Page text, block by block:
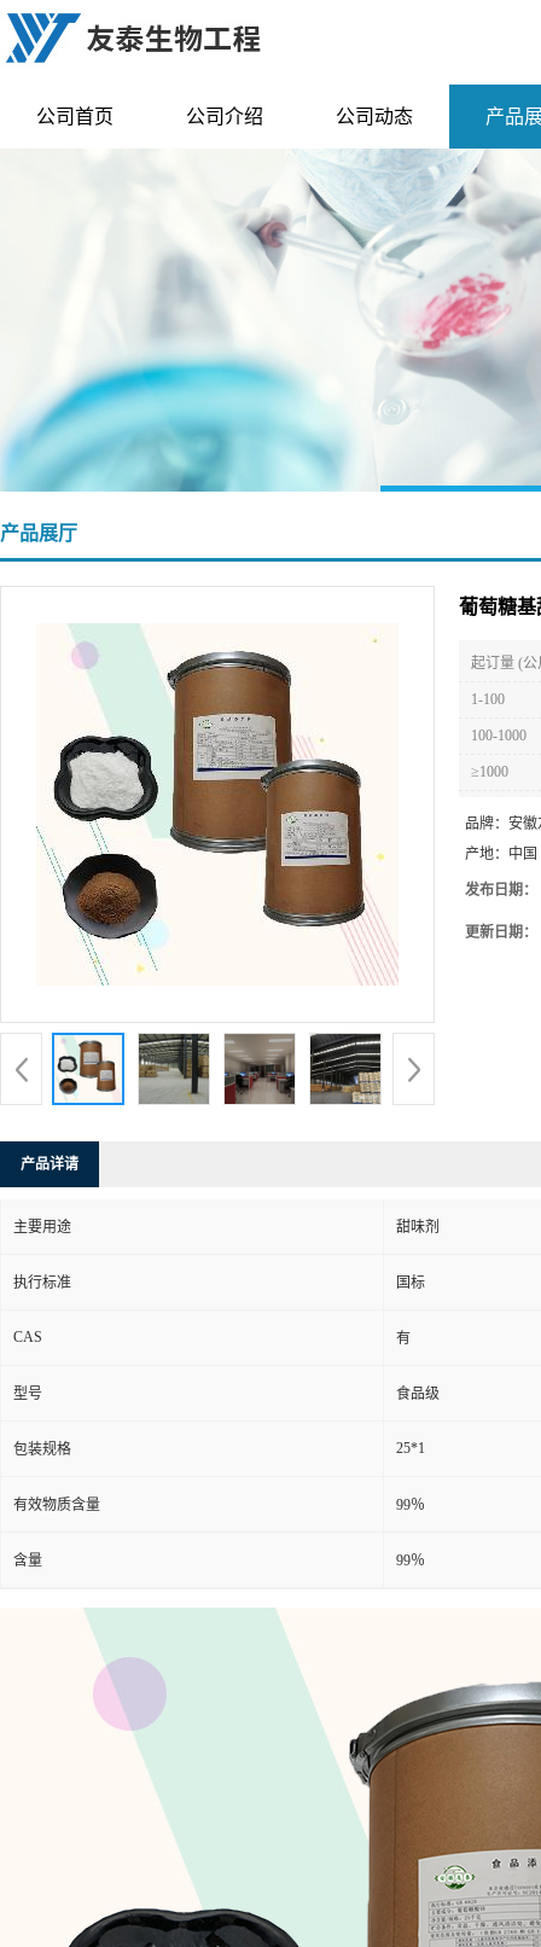
公司首页 公司介绍 公司动态 产品
产品展厅
葡萄糖基
起订量 (公
1-100
100-1000
≥1000
品牌： 安徽
产地： 中国
发布日期：
更新日期：
产品详请
主要用途 甜味剂
执行标准 国标
CAS 有
型号 食品级
包装规格 25*1
有效物质含量 99％
含量 99％